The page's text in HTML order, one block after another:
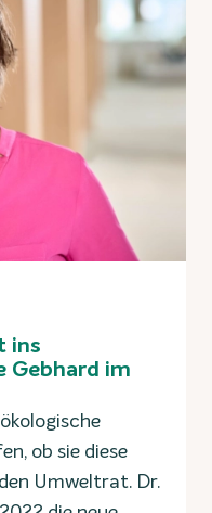
ins
Gebhard im
ob sie diese
Umweltrat. Dr.